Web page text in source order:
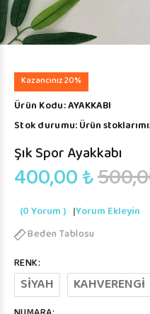
Kazancınız 20%
Ürün Kodu:AYAKKABI
Stok durumu:Ürün
Şık Spor Ayakkabı
400,00 ₺
(0 Yorum ) |Yorum Ekleyin
Beden Tablosu
RENK:
SİYAH KAHVERENGİ